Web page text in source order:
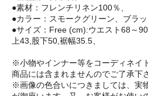
●素材：フレンチリネン100％、
●カラー：スモークグリーン、ブラッ
●サイズ：Free (cm):ウエスト68～
上43,股下50,裾幅35.5、
※小物やインナー等をコーディネイ
商品には含まれませんのでご了承下
※画像の色合いにつきましては、実